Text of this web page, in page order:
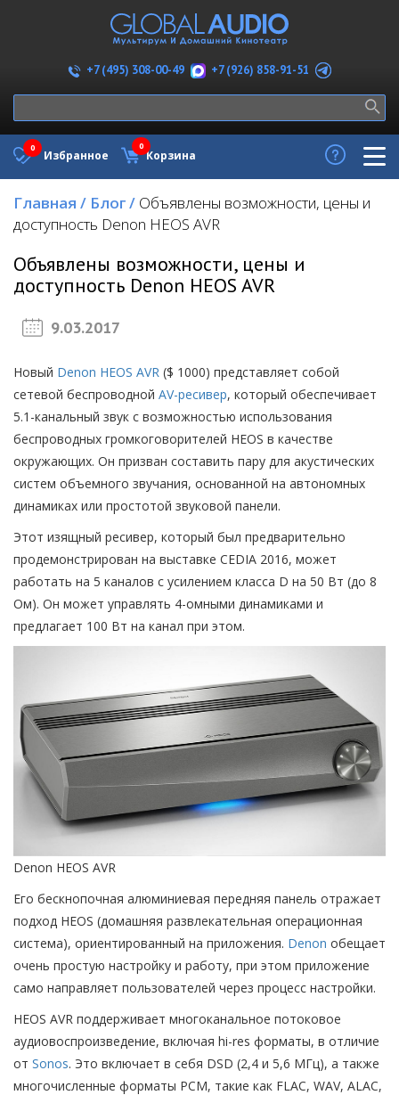
+7 (495) 308-00-49 +7 (926) 858-91-51
Избранное
0
Корзина
0
Главная / Блог/ Объявлены возможности, цены и
доступность Denon HEOS AVR
Объявлены возможности, цены и
доступность Denon HEOS AVR
9.03.2017
Новый Denon HEOS AVR ($ 1000) представляет собой
сетевой беспроводной AV-ресивер, который обеспечивает
5.1-канальный звук с возможностью использования
беспроводных громкоговорителей HEOS в качестве
окружающих. Он призван составить пару для акустических
систем объемного звучания, основанной на автономных
динамиках или простотой звуковой панели.
Этот изящный ресивер, который был предварительно
продемонстрирован на выставке CEDIA 2016, может
работать на 5 каналов с усилением класса D на 50 Вт (до 8
Ом). Он может управлять 4-омными динамиками и
предлагает 100 Вт на канал при этом.
Denon HEOS AVR
Его бескнопочная алюминиевая передняя панель отражает
подход HEOS (домашняя развлекательная операционная
система), ориентированный на приложения. Denon обещает
очень простую настройку и работу, при этом приложение
само направляет пользователей через процесс настройки.
HEOS AVR поддерживает многоканальное потоковое
аудиовоспроизведение, включая hi-res форматы, в отличие
от Sonos. Это включает в себя DSD (2,4 и 5,6 МГц), а также
многочисленные форматы PCM, такие как FLAC, WAV, ALAC,